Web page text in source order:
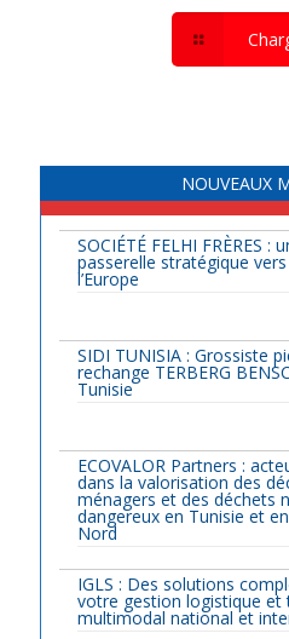
NOUVEAUX
SOCIÉTÉ FELHI FRÈRES :
passerelle stratégique vers
l’Europe
SIDI TUNISIA : Grossiste
rechange TERBERG
Tunisie
ECOVALOR Partners :
dans la valorisation des
ménagers et des déchets
dangereux en Tunisie et
Nord
IGLS : Des solutions
votre gestion logistique et
multimodal national et